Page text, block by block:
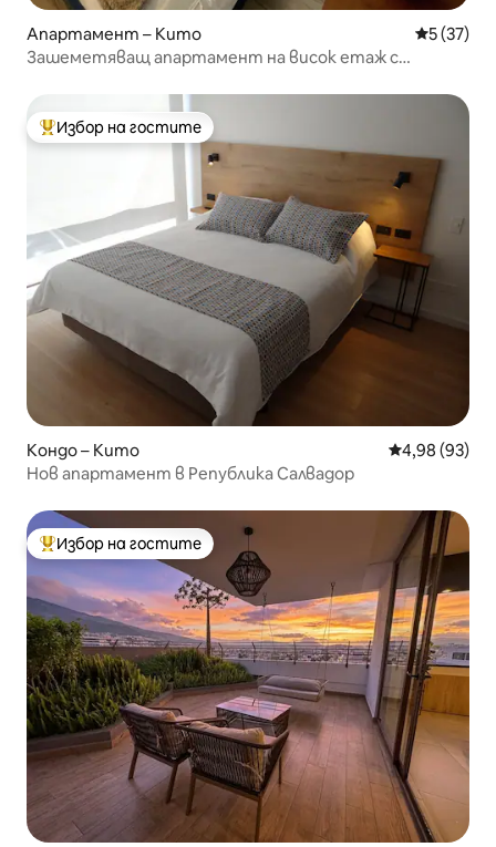
Апартамент – Кито Средна
5 (37)
Зашеметяващ апартамент на висок етаж с
Най-популярен избор на гостите
Избор на гостите
Кондо – Кито Средна
4,98 (93)
Нов апартамент в Република Салвадор
Най-популярен избор на гостите
Избор на гостите